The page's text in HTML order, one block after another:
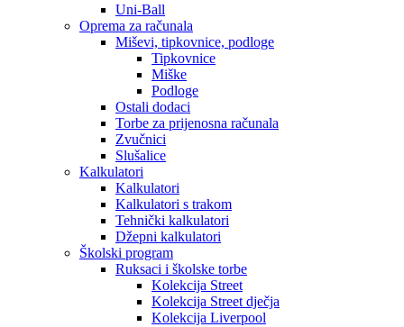
Uni-Ball
Oprema za računala
Miševi, tipkovnice, podloge
Tipkovnice
Miške
Podloge
Ostali dodaci
Torbe za prijenosna računala
Zvučnici
Slušalice
Kalkulatori
Kalkulatori
Kalkulatori s trakom
Tehnički kalkulatori
Džepni kalkulatori
Školski program
Ruksaci i školske torbe
Kolekcija Street
Kolekcija Street dječja
Kolekcija Liverpool